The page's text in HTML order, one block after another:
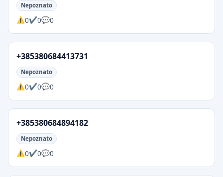
Nepoznato
0 0 0
+385380684413731
Nepoznato
0 0 0
+385380684894182
Nepoznato
0 0 0